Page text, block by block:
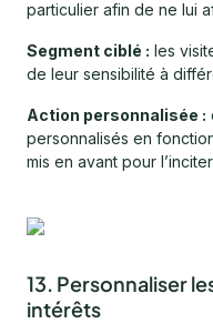
particulier afin de ne lui
Segment ciblé : les
de leur sensibilité à
Action personnalisée :
personnalisés en
mis en avant pour
13. Personnaliser
intérêts